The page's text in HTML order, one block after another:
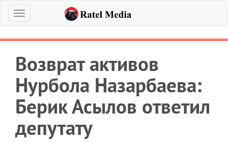
Меню
Возврат активов
Нурбола Назарбаева:
Берик Асылов ответил
депутату